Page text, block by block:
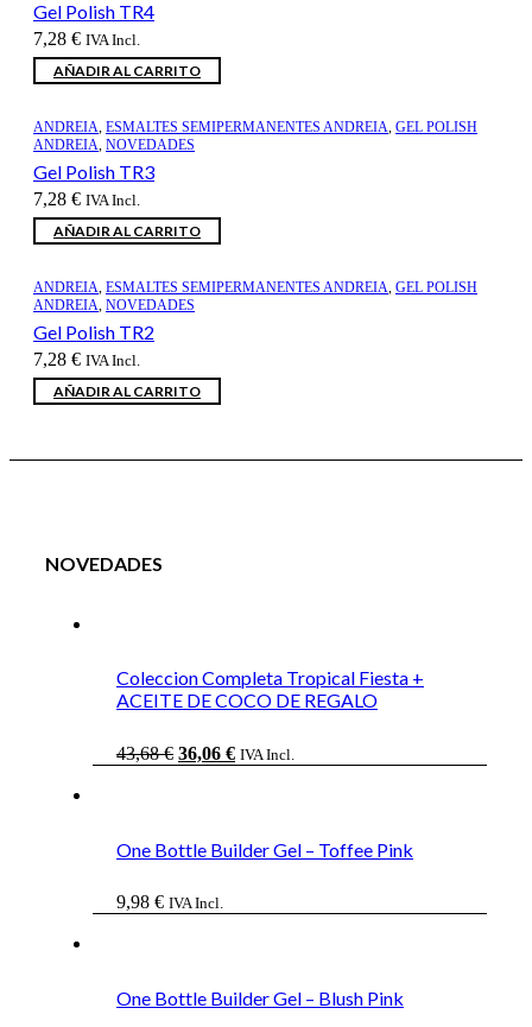
Gel Polish TR4
7,28 € IVA Incl.
AÑADIR AL CARRITO
ANDREIA, ESMALTES SEMIPERMANENTES ANDREIA, GEL POLISH
ANDREIA, NOVEDADES
Gel Polish TR3
7,28 € IVA Incl.
AÑADIR AL CARRITO
ANDREIA, ESMALTES SEMIPERMANENTES ANDREIA, GEL POLISH
ANDREIA, NOVEDADES
Gel Polish TR2
7,28 € IVA Incl.
AÑADIR AL CARRITO
NOVEDADES
Coleccion Completa Tropical Fiesta +
ACEITE DE COCO DE REGALO
43,68€ El
36,06 €ElIVA Incl.
One Bottle Builder Gel – Toffee Pink
9,98 € IVA Incl.
One Bottle Builder Gel – Blush Pink